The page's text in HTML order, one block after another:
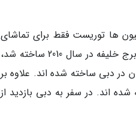
ها توریست فقط برای تماشای
شهر از خط افق و از بالای آسمانخراش های دبی به این شهر سفر می نمایند. هنگامی که برج خلیفه در سال 2010 ساخته شد،
در دبی ساخته شده اند. علاوه بر
اند. در سفر به دبی بازدید از